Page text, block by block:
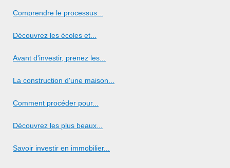
Comprendre le processus...
Découvrez les écoles et...
Avant d'investir, prenez les...
La construction d'une maison...
Comment procéder pour...
Découvrez les plus beaux...
Savoir investir en immobilier...